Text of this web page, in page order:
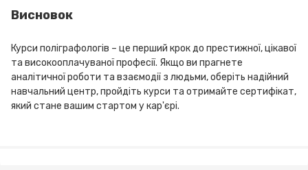
Висновок
Курси поліграфологів – це перший крок до престижної, цікавої
та високооплачуваної професії. Якщо ви прагнете
аналітичної роботи та взаємодії з людьми, оберіть надійний
навчальний центр, пройдіть курси та отримайте сертифікат,
який стане вашим стартом у кар'єрі.